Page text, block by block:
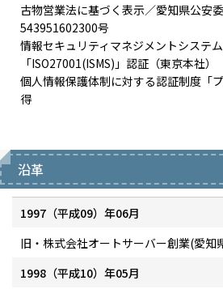
古物営業法に基づく表示／愛知県公安
543951602300号
情報セキュリティマネジメントシステ
「ISO27001(ISMS)」認証（東京本社）
個人情報保護体制に対する認証制度「
得
沿革
1997（平成09）年06月
旧・株式会社オートサーバー創業(愛知
1998（平成10）年05月